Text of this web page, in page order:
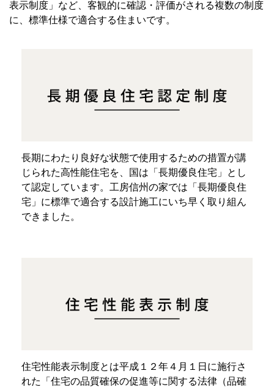
表示制度」など、客観的に確認・評価がされる複数の制度
に、標準仕様で適合する住まいです。
長期にわたり良好な状態で使用するための措置が講
じられた高性能住宅を、国は「長期優良住宅」とし
て認定しています。工房信州の家では「長期優良住
宅」に標準で適合する設計施工にいち早く取り組ん
できました。
住宅性能表示制度とは平成１２年４月１日に施行さ
れた「住宅の品質確保の促進等に関する法律（品確